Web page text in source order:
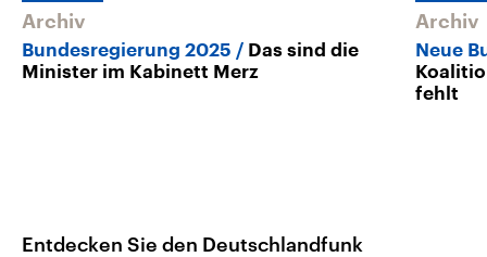
Archiv
Bundesregierung 2025
Das sind die
Minister im Kabinett Merz
Archiv
Neue
fehlt
Entdecken Sie den Deutschlandfunk